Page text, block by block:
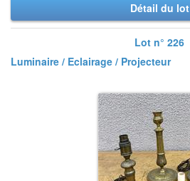
Détail du lot
Lot n° 226
Luminaire / Eclairage / Projecteur